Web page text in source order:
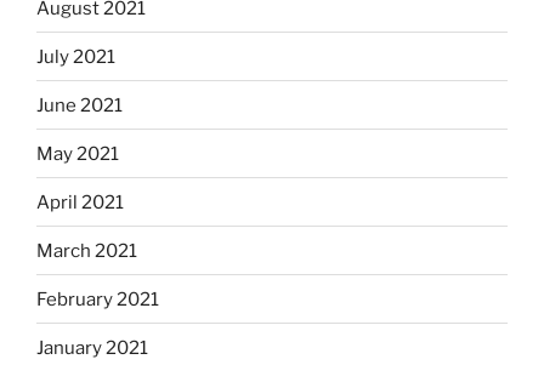
August 2021
July 2021
June 2021
May 2021
April 2021
March 2021
February 2021
January 2021